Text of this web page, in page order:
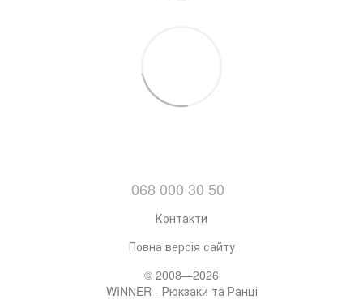
068 000 30 50
Контакти
Повна версія сайту
© 2008—2026
WINNER - Рюкзаки та Ранці